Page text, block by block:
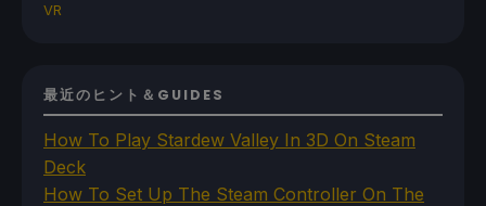
VR
最近のヒント＆GUIDES
How To Play Stardew Valley In 3D On Steam
Deck
How To Set Up The Steam Controller On The